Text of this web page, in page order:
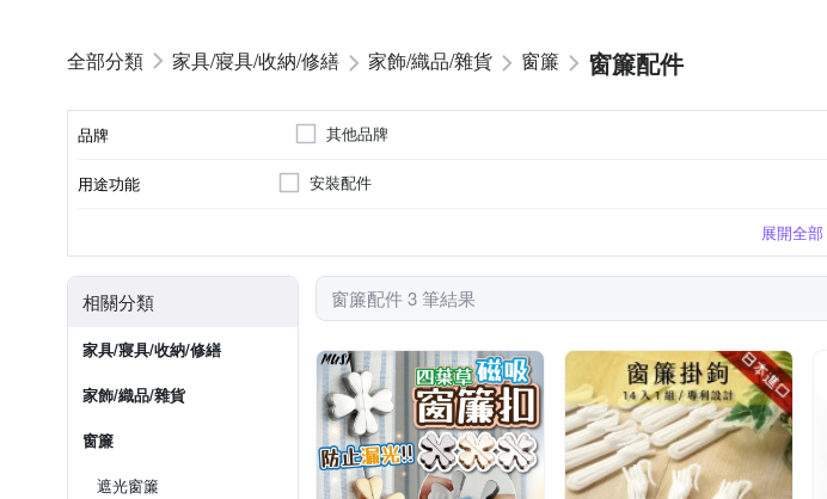
家具/寢具/收納/修繕 家飾/織品/雜貨 窗簾 窗簾配件
品牌 其他品牌
用途功能 安裝配件
展開全部
相關分類
家具/寢具/收納/修繕
家飾/織品/雜貨
窗簾
遮光窗簾
窗簾配件 3 筆結果